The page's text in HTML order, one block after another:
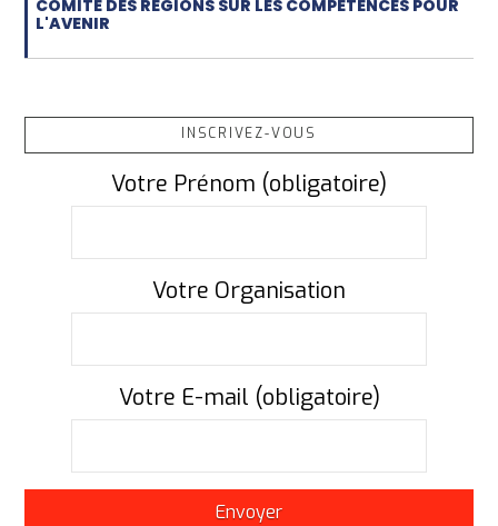
COMITÉ DES RÉGIONS SUR LES COMPÉTENCES POUR
L'AVENIR
INSCRIVEZ-VOUS
Votre Prénom (obligatoire)
Votre Organisation
Votre E-mail (obligatoire)